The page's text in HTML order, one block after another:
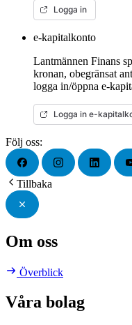
Logga in
e-kapitalkonto
Lantmännen Finans
kronan, obegränsat
logga in/öppna e-
Logga in e-
Följ oss:
Tillbaka
Om oss
Överblick
Våra bolag